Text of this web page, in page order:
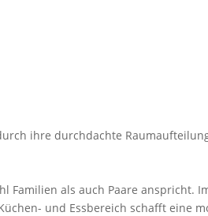
ihre durchdachte
als auch Paare anspricht.
und Essbereich schafft